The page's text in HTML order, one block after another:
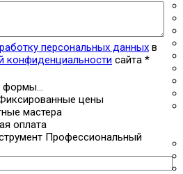
персональных данных в
конфиденциальности сайта *
формы...
цены
мастера
оплата
Профессиональный